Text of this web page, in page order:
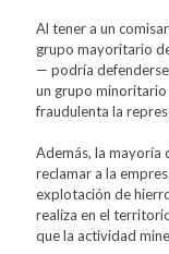
Al tener a un
grupo mayoritario
— podría
un grupo
fraudulenta la
Además, la mayoría
reclamar a la
explotación de
realiza en el
que la actividad